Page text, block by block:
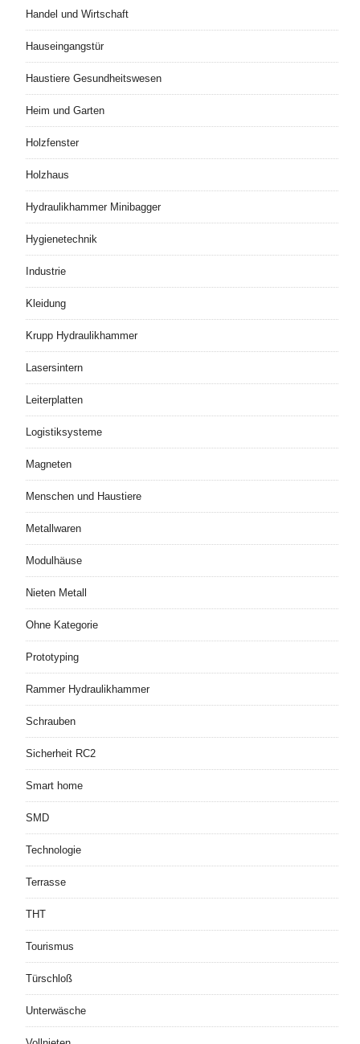
Handel und Wirtschaft
Hauseingangstür
Haustiere Gesundheitswesen
Heim und Garten
Holzfenster
Holzhaus
Hydraulikhammer Minibagger
Hygienetechnik
Industrie
Kleidung
Krupp Hydraulikhammer
Lasersintern
Leiterplatten
Logistiksysteme
Magneten
Menschen und Haustiere
Metallwaren
Modulhäuse
Nieten Metall
Ohne Kategorie
Prototyping
Rammer Hydraulikhammer
Schrauben
Sicherheit RC2
Smart home
SMD
Technologie
Terrasse
THT
Tourismus
Türschloß
Unterwäsche